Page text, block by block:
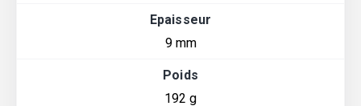
Epaisseur
9 mm
Poids
192 g